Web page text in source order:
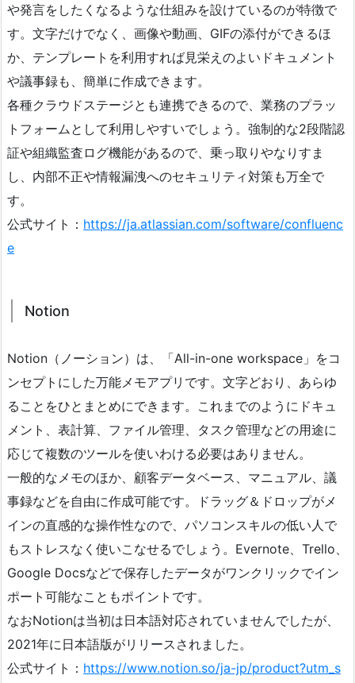
や発言をしたくなるような仕組みを設けているのが特徴で
す。文字だけでなく、画像や動画、GIFの添付ができるほ
か、テンプレートを利用すれば見栄えのよいドキュメント
や議事録も、簡単に作成できます。
各種クラウドステージとも連携できるので、業務のプラッ
トフォームとして利用しやすいでしょう。強制的な2段階認
証や組織監査ログ機能があるので、乗っ取りやなりすま
し、内部不正や情報漏洩へのセキュリティ対策も万全で
す。
公式サイト： https://ja.atlassian.com/software/confluenc
e
Notion
Notion（ノーション）は、「All-in-one workspace」をコ
ンセプトにした万能メモアプリです。文字どおり、あらゆ
ることをひとまとめにできます。これまでのようにドキュ
メント、表計算、ファイル管理、タスク管理などの用途に
応じて複数のツールを使いわける必要はありません。
一般的なメモのほか、顧客データベース、マニュアル、議
事録などを自由に作成可能です。ドラッグ＆ドロップがメ
インの直感的な操作性なので、パソコンスキルの低い人で
もストレスなく使いこなせるでしょう。Evernote、Trello、
Google Docsなどで保存したデータがワンクリックでイン
ポート可能なこともポイントです。
なおNotionは当初は日本語対応されていませんでしたが、
2021年に日本語版がリリースされました。
公式サイト： https://www.notion.so/ja-jp/product?utm_s